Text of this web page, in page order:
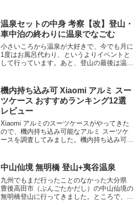
温泉セットの中身 考察【改】登山・
車中泊の終わりに温泉でなごむ
小さいころから温泉が大好きで、今でも月に
1度はお風呂代わり、というよりイベントと
して行っています。あと、登山の最後は温泉
に行くのも楽しみで、だいたい2時から4時...
機内持ち込み可 Xiaomi アルミ スー
ツケース おすすめランキング12選
レビュー
Xiaomi アルミのスーツケースがやってきた
ので、機内持ち込み可能なアルミ スーツケ
ースを調査してみました。機内持ち込み可能
ーツケースはビジネスや旅行で重宝し...
中山仙境 無明橋 登山+夷谷温泉
九州でもまだ行ったことのなかった大分県
豊後高田市（ぶんごたかだし）の中山仙境の
無明橋登山に行ってきました。ところで、